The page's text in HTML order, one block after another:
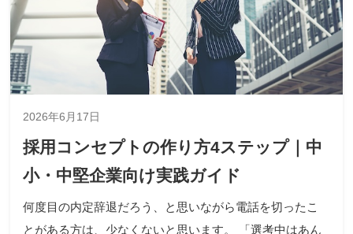
2026年6月17日
採用コンセプトの作り方4ステップ｜中
小・中堅企業向け実践ガイド
何度目の内定辞退だろう、と思いながら電話を切ったこ
とがある方は、少なくないと思います。 「選考中はあん